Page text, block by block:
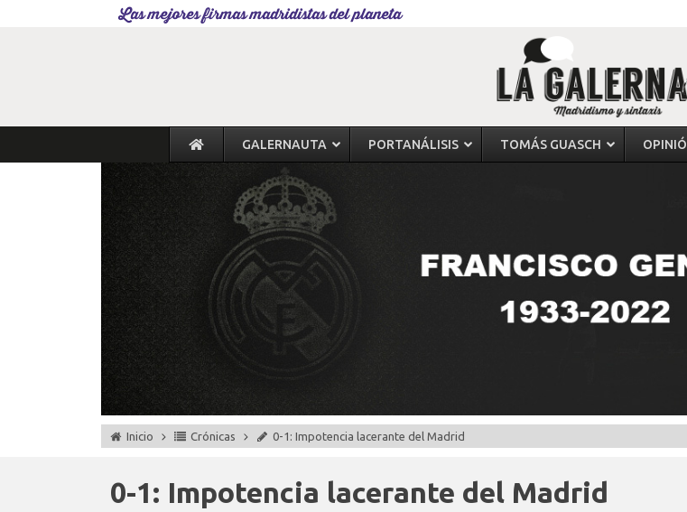
Las mejores firmas madridistas del planeta
GALERNAUTA PORTANÁLISIS TOMÁS GUASCH
Inicio Crónicas 0-1: Impotencia lacerante del Madrid
0-1: Impotencia lacerante del Madrid